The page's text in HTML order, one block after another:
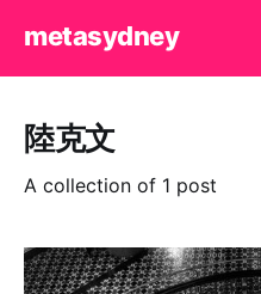
metasydney
陸克文
A collection of 1 post